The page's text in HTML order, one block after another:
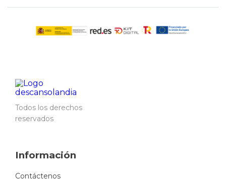
Todos los derechos
reservados
Información
Contáctenos